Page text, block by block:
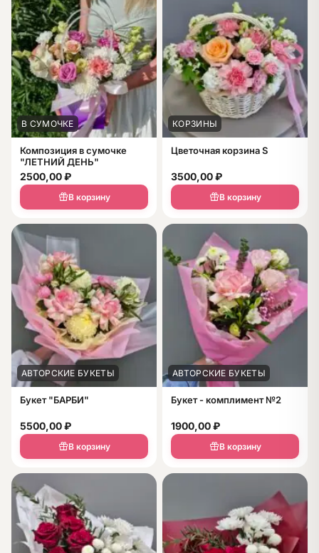
В СУМОЧКЕ
Композиция в сумочке
"ЛЕТНИЙ ДЕНЬ"
2500,00₽
В корзину
КОРЗИНЫ
Цветочная корзина S
3500,00₽
В корзину
АВТОРСКИЕ БУКЕТЫ
Букет "БАРБИ"
5500,00₽
В корзину
АВТОРСКИЕ БУКЕТЫ
Букет - комплимент №2
1900,00₽
В корзину